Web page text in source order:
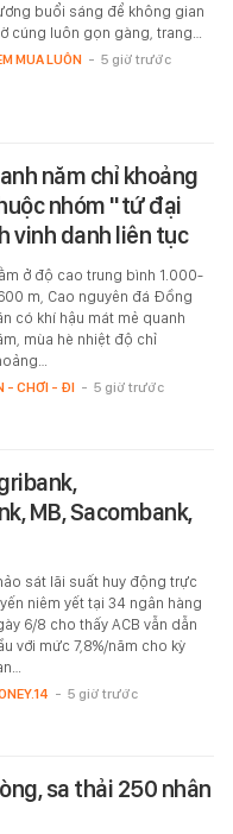
buổi sáng để không gian
cúng luôn gọn gàng, trang…
MUA LUÔN - 5 giờ trước
năm chỉ khoảng
nhóm "tứ đại
vinh danh liên tục
ở độ cao trung bình 1.000-
m, Cao nguyên đá Đồng
có khí hậu mát mẻ quanh
mùa hè nhiệt độ chỉ
- CHƠI - ĐI - 5 giờ trước
MB, Sacombank,
sát lãi suất huy động trực
niêm yết tại 34 ngân hàng
6/8 cho thấy ACB vẫn dẫn
với mức 7,8%/năm cho kỳ
- 5 giờ trước
sa thải 250 nhân